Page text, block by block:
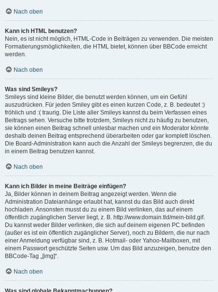
Nach oben
Kann ich HTML benutzen?
Nein, es ist nicht möglich, HTML-Code in Beiträgen zu verwenden. Die meisten
Formatierungsmöglichkeiten, die HTML bietet, können über BBCode erreicht
werden.
Nach oben
Was sind Smileys?
Smileys sind kleine Bilder, die benutzt werden können, um ein Gefühl
auszudrücken. Für jeden Smiley gibt es einen kurzen Code, z. B. bedeutet :)
fröhlich und :( traurig. Die Liste aller Smileys kannst du beim Verfassen eines
Beitrags sehen. Versuche bitte trotzdem, Smileys nicht zu häufig zu benutzen,
sie können einen Beitrag schnell unlesbar machen und ein Moderator könnte
deshalb deinen Beitrag entsprechend überarbeiten oder gar komplett löschen.
Die Board-Administration kann auch die Anzahl der Smileys begrenzen, die du
in einem Beitrag benutzen kannst.
Nach oben
Kann ich Bilder in meine Beiträge einfügen?
Ja, Bilder können in deinem Beitrag angezeigt werden. Wenn die
Administration Dateianhänge erlaubt hat, kannst du das Bild auch direkt
hochladen. Ansonsten musst du zu einem Bild verlinken, das auf einem
öffentlich zugänglichen Server liegt, z. B. http://www.domain.tld/mein-bild.gif.
Du kannst weder Bilder verlinken, die sich auf deinem eigenen PC befinden
(außer es ist ein öffentlich zugänglicher Server), noch zu Bildern, die nur nach
einer Anmeldung verfügbar sind, z. B. Hotmail- oder Yahoo-Mailboxen, mit
einem Passwort geschützte Seiten usw. Um das Bild anzuzeigen, benutze den
BBCode-Tag „[img]“.
Nach oben